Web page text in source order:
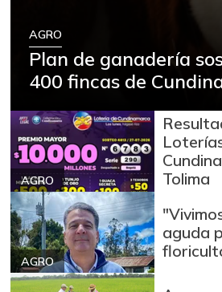
AGRO
Plan de ganadería
400 fincas de
AGRO
Tolima
AGRO
aguda